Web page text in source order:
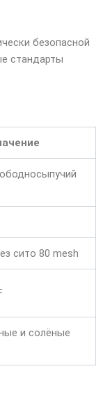
безопасной
стандарты
сито 80 mesh
и солёные